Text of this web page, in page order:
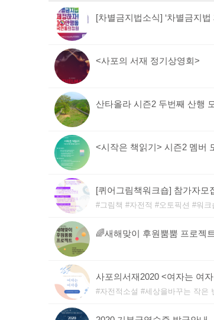
[차별금지법소식] ‘차별금지
<사포의 서재 정기상영회>
산타올라 시즌2 두번째 산행
<시작은 책읽기> 시즌2 멤버
[퀴어그림책워크숍] 참가자모
그림책 자전적 오토픽션 워크
🌈새해맞이 후원뿜뿜 프로젝트
사포의서재2020 <여자는 여
자전적소설 세상을바꾸는 작은